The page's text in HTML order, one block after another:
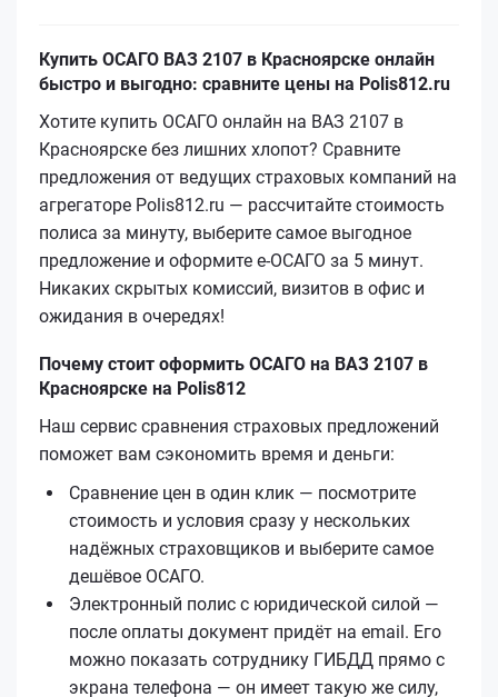
Купить ОСАГО ВАЗ 2107 в Красноярске онлайн
быстро и выгодно: сравните цены на Polis812.ru
Хотите купить ОСАГО онлайн на ВАЗ 2107 в
Красноярске без лишних хлопот? Сравните
предложения от ведущих страховых компаний на
агрегаторе Polis812.ru — рассчитайте стоимость
полиса за минуту, выберите самое выгодное
предложение и оформите е‑ОСАГО за 5 минут.
Никаких скрытых комиссий, визитов в офис и
ожидания в очередях!
Почему стоит оформить ОСАГО на ВАЗ 2107 в
Красноярске на Polis812
Наш сервис сравнения страховых предложений
поможет вам сэкономить время и деньги:
Сравнение цен в один клик — посмотрите
стоимость и условия сразу у нескольких
надёжных страховщиков и выберите самое
дешёвое ОСАГО.
Электронный полис с юридической силой —
после оплаты документ придёт на email. Его
можно показать сотруднику ГИБДД прямо с
экрана телефона — он имеет такую же силу,